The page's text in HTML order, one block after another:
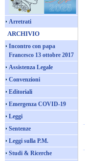
Arretrati
ARCHIVIO
Incontro con papa
Francesco 13 ottobre 2017
Assistenza Legale
Convenzioni
Editoriali
Emergenza COVID-19
Leggi
Sentenze
Leggi sulla P.M.
Studi & Ricerche